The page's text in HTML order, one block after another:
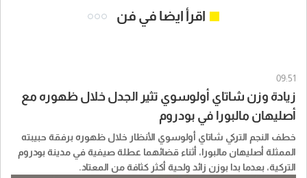
اقرأ ايضا في فن
09:51
زيادة وزن شاتاي أولوسوي تثير الجدل خلال ظهوره مع
أصليهان مالبورا في بودروم
خطف النجم التركي شاتاي أولوسوي الأنظار خلال ظهوره برفقة حبيبته
الممثلة أصليهان مالبورا، أثناء قضائهما عطلة صيفية في مدينة بودروم
التركية، بعدما بدا بوزن زائد ولحية أكثر كثافة من المعتاد.